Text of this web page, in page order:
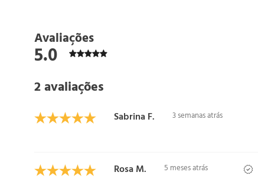
Avaliações
5.0
2 avaliações
Sabrina F. 3 semanas atrás
Rosa M. 5 meses atrás